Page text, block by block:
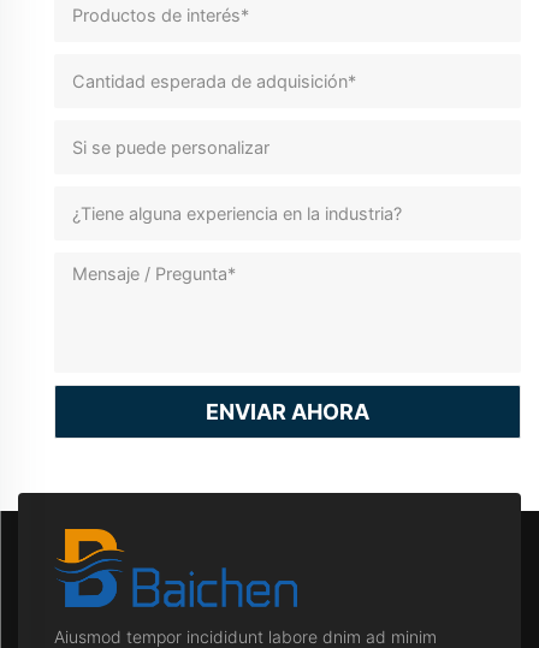
ENVIAR AHORA
Aiusmod tempor incididunt labore dnim ad minim